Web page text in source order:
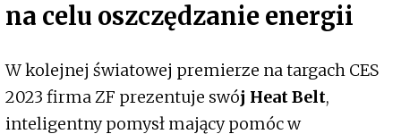
na celu oszczędzanie energii
W kolejnej światowej premierze na targach CES
2023 firma ZF prezentuje swój Heat Belt,
inteligentny pomysł mający pomóc w